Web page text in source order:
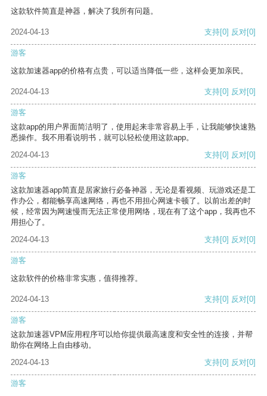
这款软件简直是神器，解决了我所有问题。
2024-04-13 支持[0] 反对[0]
游客
这款加速器app的价格有点贵，可以适当降低一些，这样会更加亲民。
2024-04-13 支持[0] 反对[0]
游客
这款app的用户界面简洁明了，使用起来非常容易上手，让我能够快速熟
悉操作。我不用看说明书，就可以轻松使用这款app。
2024-04-13
支持[0] 反对[0]
游客
这款加速器app简直是居家旅行必备神器，无论是看视频、玩游戏还是工
作办公，都能畅享高速网络，再也不用担心网速卡顿了。以前出差的时
候，经常因为网速慢而无法正常使用网络，现在有了这个app，我再也不
用担心了。
2024-04-13
支持[0] 反对[0]
游客
这款软件的价格非常实惠，值得推荐。
2024-04-13 支持[0] 反对[0]
游客
这款加速器VPM应用程序可以给你提供最高速度和安全性的连接，并帮
助你在网络上自由移动。
2024-04-13
支持[0] 反对[0]
游客